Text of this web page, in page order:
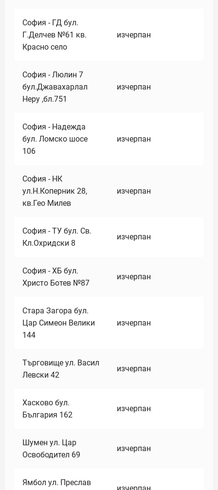
София - ГД бул.
Г.Делчев №61 кв.
Красно село
изчерпан
София - Люлин 7
бул.Джавахарлал
Неру ,бл.751
изчерпан
София - Надежда
бул. Ломско шосе
106
изчерпан
София - НК
ул.Н.Коперник 28,
кв.Гео Милев
изчерпан
София - ТУ бул. Св.
Кл.Охридски 8
изчерпан
София - ХБ бул.
Христо Ботев №87
изчерпан
Стара Загора бул.
Цар Симеон Велики
144
изчерпан
Търговище ул. Васил
Левски 42
изчерпан
Хасково бул.
България 162
изчерпан
Шумен ул. Цар
Освободител 69
изчерпан
Ямбол ул. Преслав